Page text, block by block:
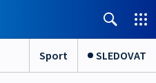
Sport SLEDOVAT